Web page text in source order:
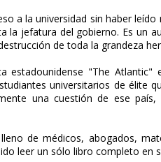
a la universidad sin haber
la jefatura del gobierno. Es un
de toda la grandeza
estadounidense "The
universitarios de élite
una cuestión de ese
de médicos, abogados,
leer un sólo libro completo en